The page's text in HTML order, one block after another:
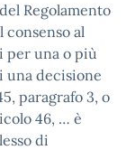
Regolamento
consenso al
per una o più
una decisione
paragrafo 3, o
46, … è
di